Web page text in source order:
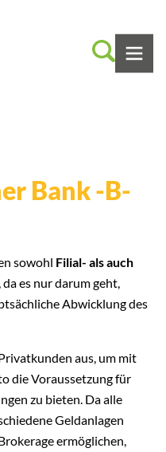
Bank -B-
sowohl Filial- als auch
es nur darum geht,
Abwicklung des
aus, um mit
die Voraussetzung für
zu bieten. Da alle
Geldanlagen
ermöglichen,